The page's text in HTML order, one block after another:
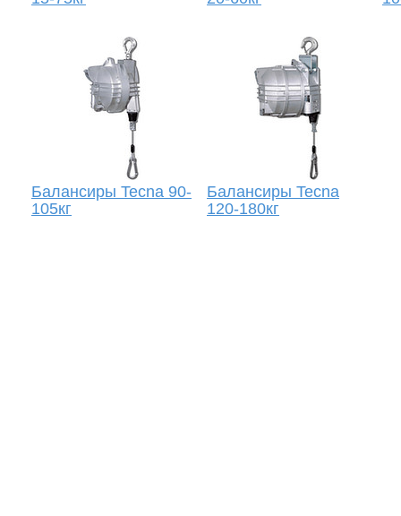
Балансиры Tecna 90-
105кг
Балансиры Tecna
120-180кг